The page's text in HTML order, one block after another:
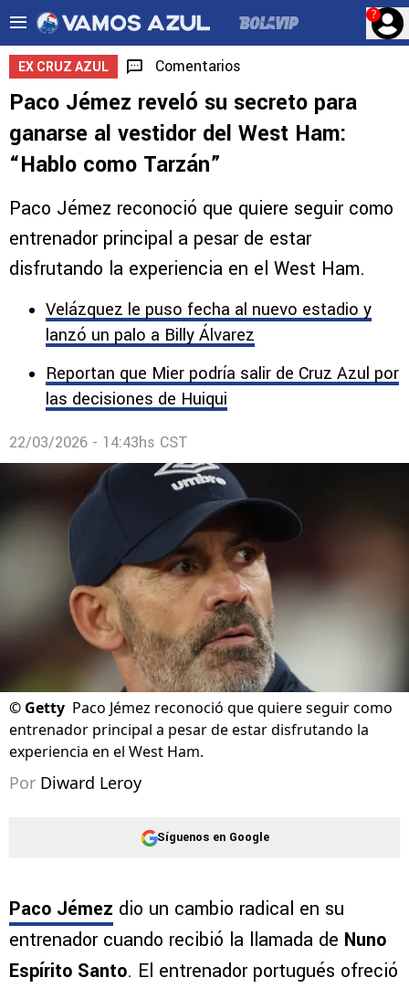
?
EX CRUZ AZUL Comentarios
Paco Jémez reveló su secreto para
ganarse al vestidor del West Ham:
“Hablo como Tarzán”
Paco Jémez reconoció que quiere seguir como
entrenador principal a pesar de estar
disfrutando la experiencia en el West Ham.
Velázquez le puso fecha al nuevo estadio y
lanzó un palo a Billy Álvarez
Reportan que Mier podría salir de Cruz Azul por
las decisiones de Huiqui
22/03/2026 - 14:43hs CST
© Getty Paco Jémez reconoció que quiere seguir como
entrenador principal a pesar de estar disfrutando la
experiencia en el West Ham.
Por Diward Leroy
Síguenos en Google
Paco Jémez dio un cambio radical en su
entrenador cuando recibió la llamada de Nuno
Espírito Santo. El entrenador portugués ofreció